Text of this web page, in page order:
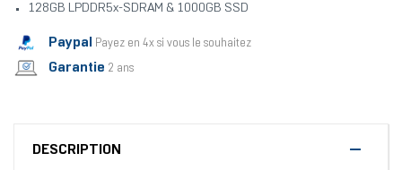
128GB LPDDR5x-SDRAM & 1000GB SSD
Paypal Payez en 4x si vous le souhaitez
Garantie 2 ans
DESCRIPTION